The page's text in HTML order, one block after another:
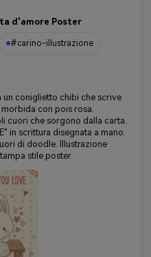
d'amore Poster
#carino-illustrazione
un coniglietto chibi che scrive
con pois rosa.
cuori che sorgono dalla carta.
in scrittura disegnata a mano.
di doodle. Illustrazione
stile poster.